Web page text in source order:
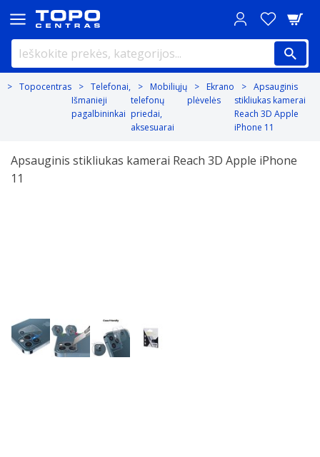
Topocentras
Telefonai,
Išmanieji
pagalbininkai
Mobiliųjų
telefonų
priedai,
aksesuarai
Ekrano
plėvelės
Apsauginis
stikliukas kamerai
Reach 3D Apple
iPhone 11
Apsauginis stikliukas kamerai Reach 3D Apple iPhone
11